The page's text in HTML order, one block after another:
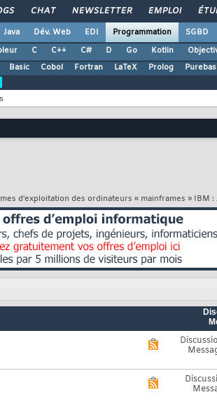
CHAT NEWSLETTER EMPLOI
Java Dév. Web EDI Programmation SGBD
C C++ C# D Go Kotlin
Basic Cobol Fortran LaTeX Prolog
d'exploitation des ordinateurs « mainframes » IBM :
RSS